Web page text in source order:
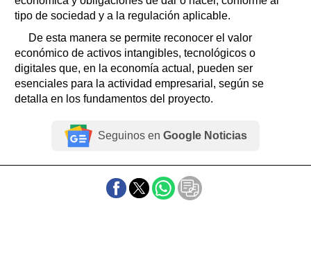
tipo de sociedad y a la regulación aplicable.
De esta manera se permite reconocer el valor
económico de activos intangibles, tecnológicos o
digitales que, en la economía actual, pueden ser
esenciales para la actividad empresarial, según se
detalla en los fundamentos del proyecto.
Seguinos en Google Noticias